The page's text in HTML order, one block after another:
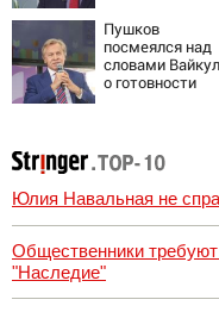
мигрантов в
Европу - Новости
на Вести.ru
Пушков
посмеялся над
словами
о готовности
Юлия Навальная не
Общественники
"Наследие"